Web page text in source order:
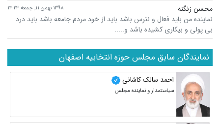
محسن زنگنه
۱۳۹۸ بهمن ۱۱, جمعه ۱۴:۲۳
نماینده من باید فعال و نترس باشد باید از خود مردم جامعه باشد باید درد
بی پولی و بیکاری کشیده باشد و.....
نمایندگان سابق مجلس حوزه انتخابیه اصفهان
احمد سالک کاشانی
سیاستمدار و نماینده مجلس